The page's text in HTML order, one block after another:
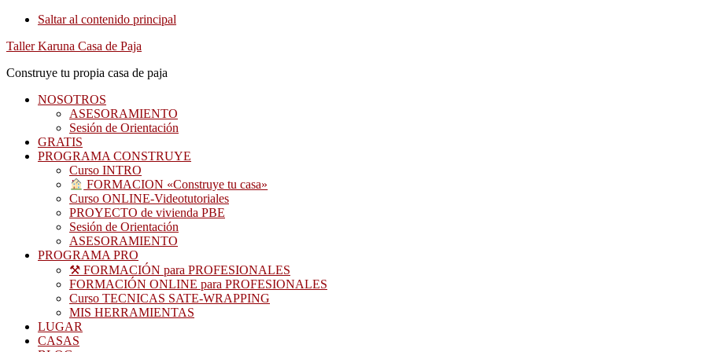
Saltar al contenido principal
Taller Karuna Casa de Paja
Construye tu propia casa de paja
NOSOTROS
ASESORAMIENTO
Sesión de Orientación
GRATIS
PROGRAMA CONSTRUYE
Curso INTRO
FORMACION «Construye tu casa»
Curso ONLINE-Videotutoriales
PROYECTO de vivienda PBE
Sesión de Orientación
ASESORAMIENTO
PROGRAMA PRO
⚒ FORMACIÓN para PROFESIONALES
FORMACIÓN ONLINE para PROFESIONALES
Curso TECNICAS SATE-WRAPPING
MIS HERRAMIENTAS
LUGAR
CASAS